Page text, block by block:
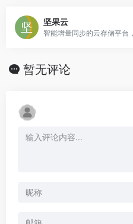
坚果云
智能增量同步的云存储平台
暂无评论